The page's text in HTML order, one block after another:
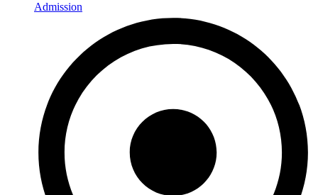
Admission